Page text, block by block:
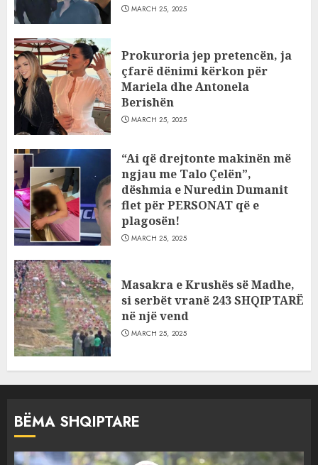
MARCH 25, 2025
Prokuroria jep pretencën, ja
çfarë dënimi kërkon për
Mariela dhe Antonela
Berishën
MARCH 25, 2025
“Ai që drejtonte makinën më
ngjau me Talo Çelën”,
dëshmia e Nuredin Dumanit
flet për PERSONAT që e
plagosën!
MARCH 25, 2025
Masakra e Krushës së Madhe,
si serbët vranë 243 SHQIPTARË
në një vend
MARCH 25, 2025
BËMA SHQIPTARE